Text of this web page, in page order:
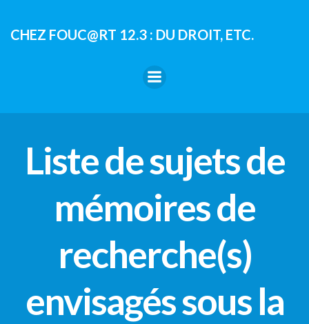
contenu
CHEZ FOUC@RT 12.3 : DU DROIT, ETC.
Liste de sujets de
mémoires de
recherche(s)
envisagés sous la